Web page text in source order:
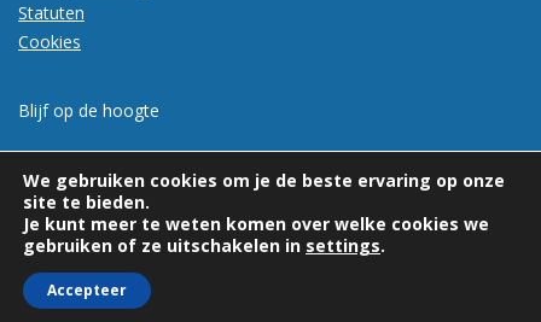
Statuten
Cookies
Blijf op de hoogte
We gebruiken cookies om je de beste ervaring op onze
site te bieden.
Je kunt meer te weten komen over welke cookies we
gebruiken of ze uitschakelen in settings.
Accepteer